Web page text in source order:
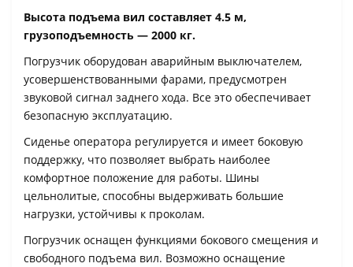
Высота подъема вил составляет 4.5 м,
грузоподъемность — 2000 кг.
Погрузчик оборудован аварийным выключателем,
усовершенствованными фарами, предусмотрен
звуковой сигнал заднего хода. Все это обеспечивает
безопасную эксплуатацию.
Сиденье оператора регулируется и имеет боковую
поддержку, что позволяет выбрать наиболее
комфортное положение для работы. Шины
цельнолитые, способны выдерживать большие
нагрузки, устойчивы к проколам.
Погрузчик оснащен функциями бокового смещения и
свободного подъема вил. Возможно оснащение